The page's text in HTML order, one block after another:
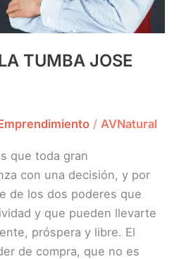
TUMBA JOSE
/ AVNatural
que toda gran
con una decisión, y por
de los dos poderes que
y que pueden llevarte
próspera y libre. El
de compra, que no es